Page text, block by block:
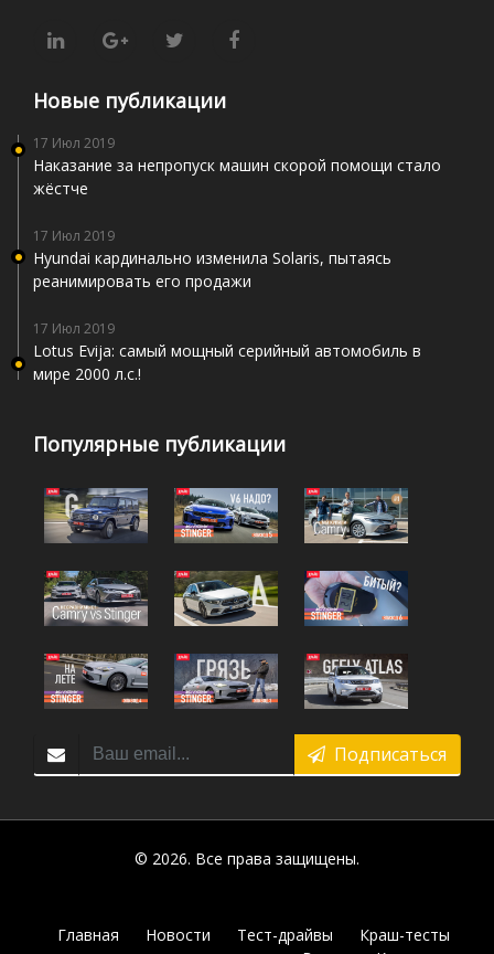
Новые публикации
17 Июл 2019
Наказание за непропуск машин скорой помощи стало
жёстче
17 Июл 2019
Hyundai кардинально изменила Solaris, пытаясь
реанимировать его продажи
17 Июл 2019
Lotus Evija: самый мощный серийный автомобиль в
мире 2000 л.с.!
Популярные публикации
Подписаться
© 2026. Все права защищены.
Главная Новости Тест-драйвы
Краш-тесты